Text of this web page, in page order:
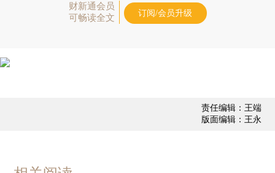
财新通会员
可畅读全文
订阅/会员升级
责任编辑：王端
版面编辑：王永